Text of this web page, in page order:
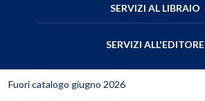
SERVIZI AL LIBRAIO
SERVIZI ALL'EDITORE
Fuori catalogo giugno 2026